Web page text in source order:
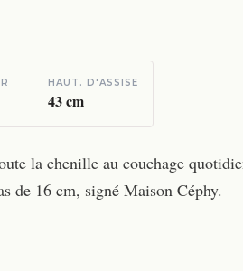
HAUT. D'ASSISE
43cm
la chenille au couchage
de 16 cm, signé Maison Céphy.